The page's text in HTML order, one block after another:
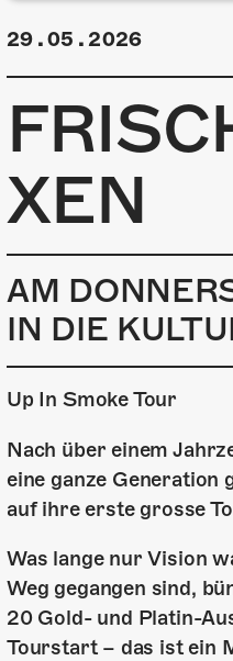
29.05.2026
XEN
AM
IN DIE
Up In Smoke Tour
Nach über einem
eine ganze Generation
auf ihre erste grosse
Was lange nur Vision
Weg gegangen sind,
20 Gold- und Platin-
Tourstart – das ist ein